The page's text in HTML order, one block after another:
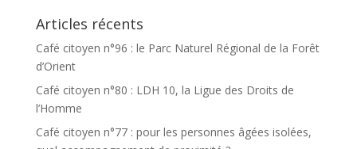
Articles récents
Café citoyen n°96 : le Parc Naturel Régional de la Forêt
d’Orient
Café citoyen n°80 : LDH 10, la Ligue des Droits de
l’Homme
Café citoyen n°77 : pour les personnes âgées isolées,